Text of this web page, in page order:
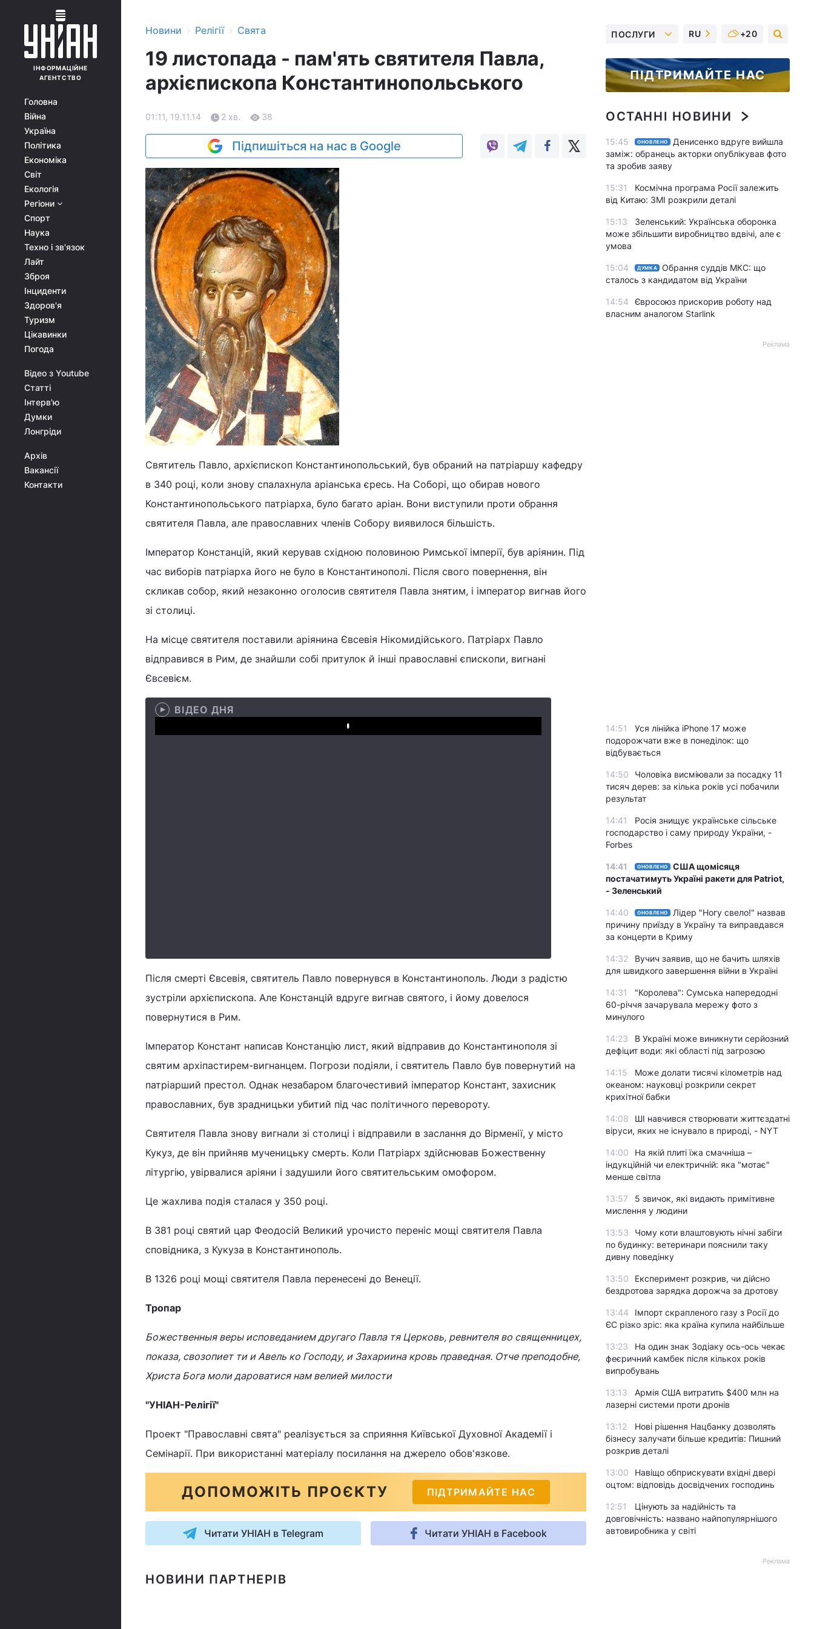
ІНФОРМАЦІЙНЕ
АГЕНТСТВО
Головна
Війна
Україна
Політика
Економіка
Світ
Екологія
Регіони
Спорт
Наука
Техно і зв'язок
Лайт
Зброя
Інциденти
Здоров'я
Туризм
Цікавинки
Погода
Відео з Youtube
Статті
Інтерв'ю
Думки
Лонгріди
Архів
Вакансії
Контакти
Новини › Релігії › Свята
19 листопада - пам'ять святителя Павла,
архієпископа Константинопольського
01:11, 19.11.14 2 хв. 38
Підпишіться на нас в Google
Святитель Павло, архієпископ Константинопольський, був обраний на патріаршу кафедру
в 340 році, коли знову спалахнула аріанська єресь. На Соборі, що обирав нового
Константинопольського патріарха, було багато аріан. Вони виступили проти обрання
святителя Павла, але православних членів Собору виявилося більшість.
Імператор Констанцій, який керував східною половиною Римської імперії, був аріянин. Під
час виборів патріарха його не було в Константинополі. Після свого повернення, він
скликав собор, який незаконно оголосив святителя Павла знятим, і імператор вигнав його
зі столиці.
На місце святителя поставили аріянина Євсевія Нікомидійського. Патріарх Павло
відправився в Рим, де знайшли собі притулок й інші православні єпископи, вигнані
Євсевієм.
ВІДЕО ДНЯ
Play
Після смерті Євсевія, святитель Павло повернувся в Константинополь. Люди з радістю
зустріли архієпископа. Але Констанцій вдруге вигнав святого, і йому довелося
повернутися в Рим.
Імператор Констант написав Констанцію лист, який відправив до Константинополя зі
святим архіпастирем-вигнанцем. Погрози подіяли, і святитель Павло був повернутий на
патріарший престол. Однак незабаром благочестивий імператор Констант, захисник
православних, був зрадницьки убитий під час політичного перевороту.
Святителя Павла знову вигнали зі столиці і відправили в заслання до Вірменії, у місто
Кукуз, де він прийняв мученицьку смерть. Коли Патріарх здійснював Божественну
літургію, увірвалися аріяни і задушили його святительським омофором.
Це жахлива подія сталася у 350 році.
В 381 році святий цар Феодосій Великий урочисто переніс мощі святителя Павла
сповідника, з Кукуза в Константинополь.
В 1326 році мощі святителя Павла перенесені до Венеції.
Тропар
Божественныя веры исповеданием другаго Павла тя Церковь, ревнителя во священницех,
показа, свозопиет ти и Авель ко Господу, и 3ахариина кровь праведная. Отче преподобне,
Христа Бога моли дароватися нам велией милости
"УНІАН-Релігії"
Проект "Православні свята" реалізується за сприяння Київської Духовної Академії і
Семінарії. При використанні матеріалу посилання на джерело обов'язкове.
ДОПОМОЖІТЬ ПРОЄКТУ ПІДТРИМАЙТЕ НАС
Читати УНІАН в Telegram Читати УНІАН в Facebook
НОВИНИ ПАРТНЕРІВ
ПОСЛУГИ RU +20
ПІДТРИМАЙТЕ НАС
ОСТАННІ НОВИНИ
15:45 ОНОВЛЕНО
Денисенко вдруге вийшла
заміж: обранець акторки опублікував фото
та зробив заяву
15:31
Космічна програма Росії залежить
від Китаю: ЗМІ розкрили деталі
15:13
Зеленський: Українська оборонка
може збільшити виробництво вдвічі, але є
умова
15:04 ДУМКА
Обрання суддів МКС: що
сталось з кандидатом від України
14:54
Євросоюз прискорив роботу над
власним аналогом Starlink
Реклама
14:51
Уся лінійка iPhone 17 може
подорожчати вже в понеділок: що
відбувається
14:50
Чоловіка висміювали за посадку 11
тисяч дерев: за кілька років усі побачили
результат
14:41
Росія знищує українське сільське
господарство і саму природу України, -
Forbes
14:41 ОНОВЛЕНО
США щомісяця
постачатимуть Україні ракети для Patriot,
- Зеленський
14:40 ОНОВЛЕНО
Лідер "Ногу свело!" назвав
причину приїзду в Україну та виправдався
за концерти в Криму
14:32
Вучич заявив, що не бачить шляхів
для швидкого завершення війни в Україні
14:31
"Королева": Сумська напередодні
60-річчя зачарувала мережу фото з
минулого
14:23
В Україні може виникнути серйозний
дефіцит води: які області під загрозою
14:15
Може долати тисячі кілометрів над
океаном: науковці розкрили секрет
крихітної бабки
14:08
ШІ навчився створювати життєздатні
віруси, яких не існувало в природі, - NYT
14:00
На якій плиті їжа смачніша –
індукційній чи електричній: яка "мотає"
менше світла
13:57
5 звичок, які видають примітивне
мислення у людини
13:53
Чому коти влаштовують нічні забіги
по будинку: ветеринари пояснили таку
дивну поведінку
13:50
Експеримент розкрив, чи дійсно
бездротова зарядка дорожча за дротову
13:44
Імпорт скрапленого газу з Росії до
ЄС різко зріс: яка країна купила найбільше
13:23
На один знак Зодіаку ось-ось чекає
феєричний камбек після кількох років
випробувань
13:13
Армія США витратить $400 млн на
лазерні системи проти дронів
13:12
Нові рішення Нацбанку дозволять
бізнесу залучати більше кредитів: Пишний
розкрив деталі
13:00
Навіщо обприскувати вхідні двері
оцтом: відповідь досвідчених господинь
12:51
Цінують за надійність та
довговічність: названо найпопулярнішого
автовиробника у світі
Реклама